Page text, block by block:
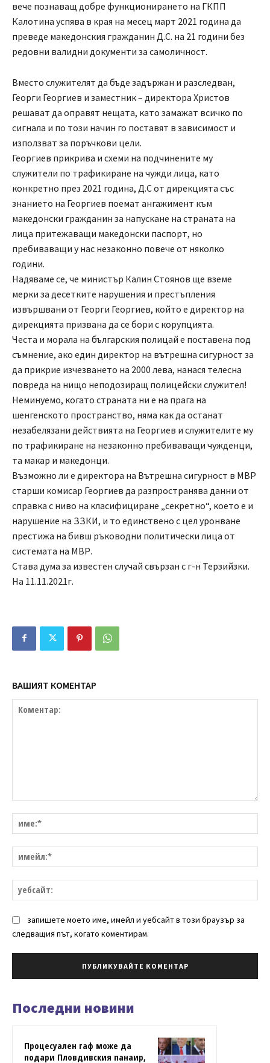
вече познаващ добре функционирането на ГКПП
Калотина успява в края на месец март 2021 година да
преведе македонския гражданин Д.С. на 21 години без
редовни валидни документи за самоличност.
Вместо служителят да бъде задържан и разследван,
Георги Георгиев и заместник – директора Христов
решават да оправят нещата, като замажат всичко по
сигнала и по този начин го поставят в зависимост и
използват за поръчкови цели.
Георгиев прикрива и схеми на подчинените му
служители по трафикиране на чужди лица, като
конкретно през 2021 година, Д.С от дирекцията със
знанието на Георгиев поемат ангажимент към
македонски гражданин за напускане на страната на
лица притежаващи македонски паспорт, но
пребиваващи у нас незаконно повече от няколко
години.
Надяваме се, че министър Калин Стоянов ще вземе
мерки за десетките нарушения и престъпления
извършвани от Георги Георгиев, който е директор на
дирекцията призвана да се бори с корупцията.
Честа и морала на българския полицай е поставена под
съмнение, ако един директор на вътрешна сигурност за
да прикрие изчезването на 2000 лева, нанася телесна
повреда на нищо неподозиращ полицейски служител!
Неминуемо, когато страната ни е на прага на
шенгенското пространство, няма как да останат
незабелязани действията на Георгиев и служителите му
по трафикиране на незаконно пребиваващи чужденци,
та макар и македонци.
Възможно ли е директора на Вътрешна сигурност в МВР
старши комисар Георгиев да разпространява данни от
справка с ниво на класифициране „секретно“, което е и
нарушение на ЗЗКИ, и то единствено с цел уронване
престижа на бивш ръководни политически лица от
системата на МВР.
Става дума за известен случай свързан с г-н Терзийзки.
На 11.11.2021г.
ВАШИЯТ КОМЕНТАР
запишете моето име, имейл и уебсайт в този браузър за
следващия път, когато коментирам.
Последни новини
Процесуален гаф може да
подари Пловдивския панаир,